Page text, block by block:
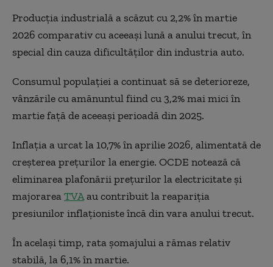
Producția industrială a scăzut cu 2,2% în martie
2026 comparativ cu aceeași lună a anului trecut, în
special din cauza dificultăților din industria auto.
Consumul populației a continuat să se deterioreze,
vânzările cu amănuntul fiind cu 3,2% mai mici în
martie față de aceeași perioadă din 2025.
Inflația a urcat la 10,7% în aprilie 2026, alimentată de
creșterea prețurilor la energie. OCDE notează că
eliminarea plafonării prețurilor la electricitate și
majorareaTVAau contribuit la reapariția
presiunilor inflaționiste încă din vara anului trecut.
În același timp, rata șomajului a rămas relativ
stabilă, la 6,1% în martie.